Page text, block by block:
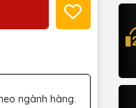
ngành hàng.